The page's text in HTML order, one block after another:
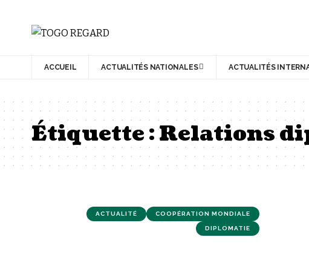
ACCUEIL ACTUALITÉS NATIONALES ACTUALITÉS
Étiquette :Relations
ACTUALITÉ COOPÉRATION MONDIALE
DIPLOMATIE